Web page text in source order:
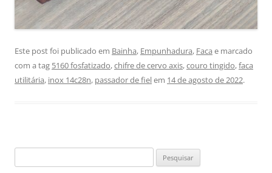
Este post foi publicado em Bainha, Empunhadura, Faca e marcado
com a tag 5160 fosfatizado,chifre de cervo axis,couro tingido,faca
utilitária, inox 14c28n, passador de fielem 14 de agosto de 2022.
por: